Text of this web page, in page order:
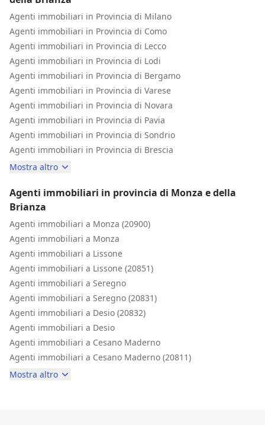
Agenti immobiliari in Provincia di Milano
Agenti immobiliari in Provincia di Como
Agenti immobiliari in Provincia di Lecco
Agenti immobiliari in Provincia di Lodi
Agenti immobiliari in Provincia di Bergamo
Agenti immobiliari in Provincia di Varese
Agenti immobiliari in Provincia di Novara
Agenti immobiliari in Provincia di Pavia
Agenti immobiliari in Provincia di Sondrio
Agenti immobiliari in Provincia di Brescia
Mostra altro
Agenti immobiliari in provincia di Monza e della
Brianza
Agenti immobiliari a Monza (20900)
Agenti immobiliari a Monza
Agenti immobiliari a Lissone
Agenti immobiliari a Lissone (20851)
Agenti immobiliari a Seregno
Agenti immobiliari a Seregno (20831)
Agenti immobiliari a Desio (20832)
Agenti immobiliari a Desio
Agenti immobiliari a Cesano Maderno
Agenti immobiliari a Cesano Maderno (20811)
Mostra altro